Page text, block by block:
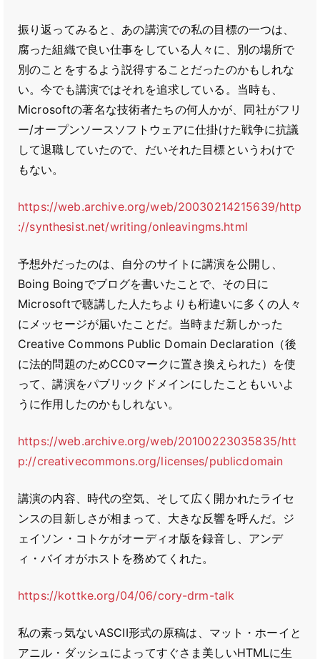
振り返ってみると、あの講演での私の目標の一つは、
腐った組織で良い仕事をしている人々に、別の場所で
別のことをするよう説得することだったのかもしれな
い。今でも講演ではそれを追求している。当時も、
Microsoftの著名な技術者たちの何人かが、同社がフリ
ー/オープンソースソフトウェアに仕掛けた戦争に抗議
して退職していたので、だいそれた目標というわけで
もない。
https://web.archive.org/web/20030214215639/http
://synthesist.net/writing/onleavingms.html
予想外だったのは、自分のサイトに講演を公開し、
Boing Boingでブログを書いたことで、その日に
Microsoftで聴講した人たちよりも桁違いに多くの人々
にメッセージが届いたことだ。当時まだ新しかった
Creative Commons Public Domain Declaration（後
に法的問題のためCC0マークに置き換えられた）を使
って、講演をパブリックドメインにしたこともいいよ
うに作用したのかもしれない。
https://web.archive.org/web/20100223035835/htt
p://creativecommons.org/licenses/publicdomain
講演の内容、時代の空気、そして広く開かれたライセ
ンスの目新しさが相まって、大きな反響を呼んだ。ジ
ェイソン・コトケがオーディオ版を録音し、アンデ
ィ・バイオがホストを務めてくれた。
https://kottke.org/04/06/cory-drm-talk
私の素っ気ないASCII形式の原稿は、マット・ホーイと
アニル・ダッシュによってすぐさま美しいHTMLに生